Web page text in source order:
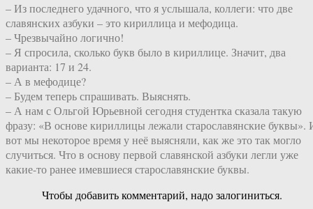
– Из последнего удачного, что я услышала, коллеги: что две
славянских азбуки – это кириллица и мефодица.
– Чрезвычайно логично!
– Я спросила, сколько букв было в кириллице. Значит, два
варианта: 17 и 24.
– А в мефодице?
– Будем теперь спрашивать. Выяснять.
– А нам с Ольгой Юрьевной сегодня студентка сказала такую
фразу: «В основе кириллицы лежали старославянские буквы».
вот мы некоторое время у неё выясняли, как же это так могло
случиться. Что в основу первой славянской азбуки легли уже
какие-то ранее имевшиеся старославянские буквы.
Чтобы добавить комментарий, надо залогиниться.